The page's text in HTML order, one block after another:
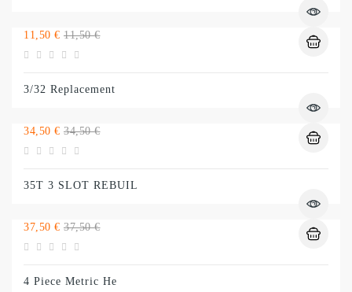
Preço
11,50 € Preço
normal
11,50 €
3/32 Replacement
Preço
34,50 € Preço
normal
34,50 €
35T 3 SLOT REBUIL
Preço
37,50 € Preço
normal
37,50 €
4 Piece Metric He